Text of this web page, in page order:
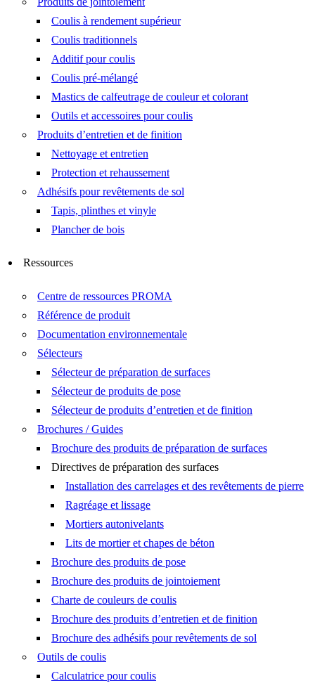
Coulis à rendement supérieur
Coulis traditionnels
Additif pour coulis
Coulis pré-mélangé
Mastics de calfeutrage de couleur et colorant
Outils et accessoires pour coulis
Produits d’entretien et de finition
Nettoyage et entretien
Protection et rehaussement
Adhésifs pour revêtements de sol
Tapis, plinthes et vinyle
Plancher de bois
Ressources
Centre de ressources PROMA
Référence de produit
Documentation environnementale
Sélecteurs
Sélecteur de préparation de surfaces
Sélecteur de produits de pose
Sélecteur de produits d’entretien et de finition
Brochures / Guides
Brochure des produits de préparation de surfaces
Directives de préparation des surfaces
Installation des carrelages et des revêtements de pierre
Ragréage et lissage
Mortiers autonivelants
Lits de mortier et chapes de béton
Brochure des produits de pose
Brochure des produits de jointoiement
Charte de couleurs de coulis
Brochure des produits d’entretien et de finition
Brochure des adhésifs pour revêtements de sol
Outils de coulis
Calculatrice pour coulis